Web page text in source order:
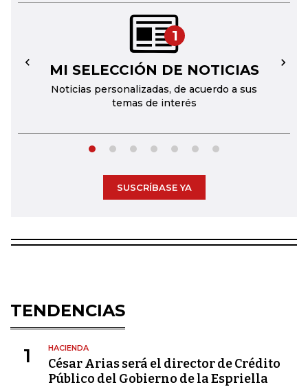
1
MI SELECCIÓN DE NOTICIAS
Noticias personalizadas, de acuerdo a sus
temas de interés
← →
SUSCRÍBASE YA
TENDENCIAS
1 HACIENDA
César Arias será el director de Crédito
Público del Gobierno de la Espriella